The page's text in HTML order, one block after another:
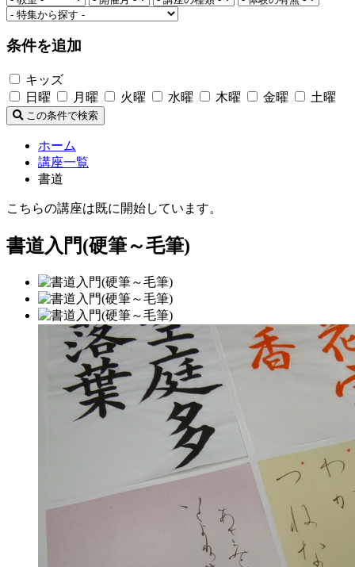
条件を追加
キッズ
日曜
月曜 火曜 水曜 木曜 金曜 土曜
この条件で検索
ホーム
講座一覧
書道
こちらの講座は既に開始しています。
書道入門(硬筆～毛筆)